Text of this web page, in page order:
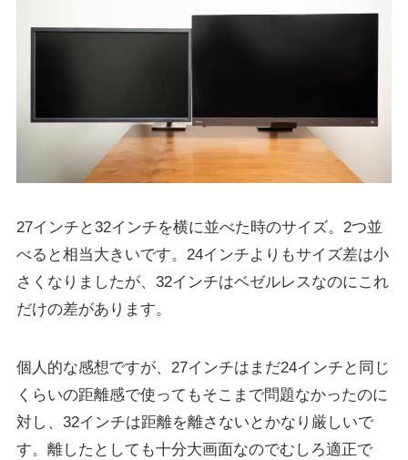
27インチと32インチを横に並べた時のサイズ。2つ並
べると相当大きいです。24インチよりもサイズ差は小
さくなりましたが、32インチはベゼルレスなのにこれ
だけの差があります。
個人的な感想ですが、27インチはまだ24インチと同じ
くらいの距離感で使ってもそこまで問題なかったのに
対し、32インチは距離を離さないとかなり厳しいで
す。離したとしても十分大画面なのでむしろ適正で